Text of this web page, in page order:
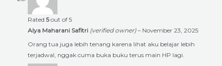
Rated 5out of 5
Alya Maharani Safitri (verified owner) – November 23, 2025
Orang tua juga lebih tenang karena lihat aku belajar lebih
terjadwal, nggak cuma buka buku terus main HP lagi.